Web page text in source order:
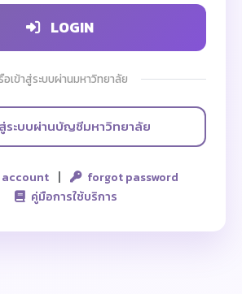
LOGIN
อเข้าสู่ระบบผ่านมหาวิทยาลัย
ระบบผ่านบัญชีมหาวิทยาลัย
|
forgot password
คู่มือการใช้บริการ